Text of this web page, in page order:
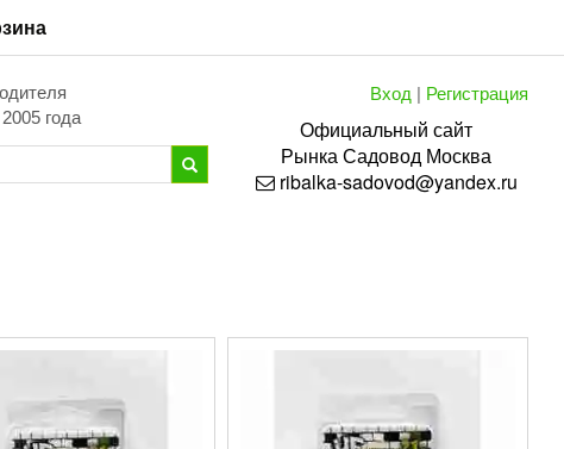
года
Вход | Регистрация
Официальный сайт
РынкаСадовод Москва
ribalka-sadovod@yandex.ru